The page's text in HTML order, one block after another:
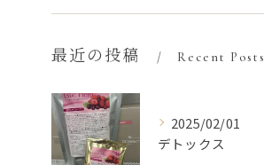
最近の投稿 Recent Posts
2025/02/01
デトックス